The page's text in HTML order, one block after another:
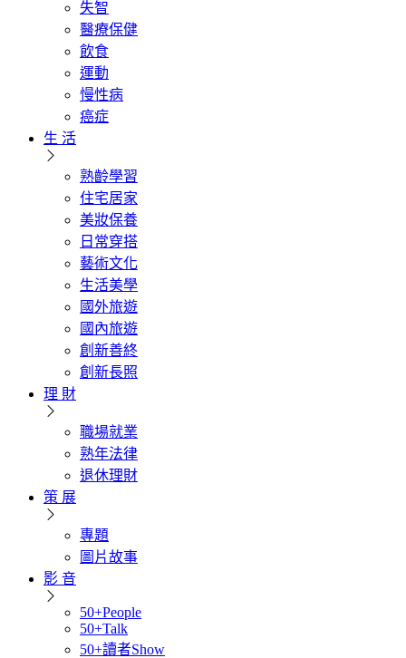
失智
醫療保健
飲食
運動
慢性病
癌症
生 活
熟齡學習
住宅居家
美妝保養
日常穿搭
藝術文化
生活美學
國外旅遊
國內旅遊
創新善終
創新長照
理 財
職場就業
熟年法律
退休理財
策 展
專題
圖片故事
影 音
50+People
50+Talk
50+讀者Show